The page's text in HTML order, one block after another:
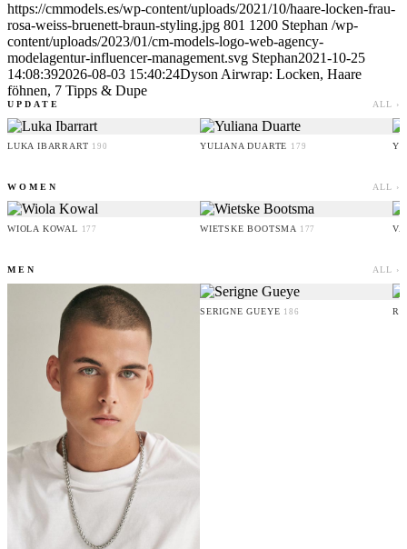
https://cmmodels.es/wp-content/uploads/2021/10/haare-locken-frau-
rosa-weiss-bruenett-braun-styling.jpg 801 1200 Stephan /wp-
content/uploads/2023/01/cm-models-logo-web-agency-
modelagentur-influencer-management.svg Stephan2021-10-25
14:08:392026-08-03 15:40:24Dyson Airwrap: Locken, Haare
föhnen, 7 Tipps & Dupe
UPDATE ALL ›
LUKA IBARRART 190 YULIANA DUARTE 179
WOMEN ALL ›
WIOLA KOWAL 177 WIETSKE BOOTSMA 177
MEN ALL ›
SERIGNE GUEYE 186